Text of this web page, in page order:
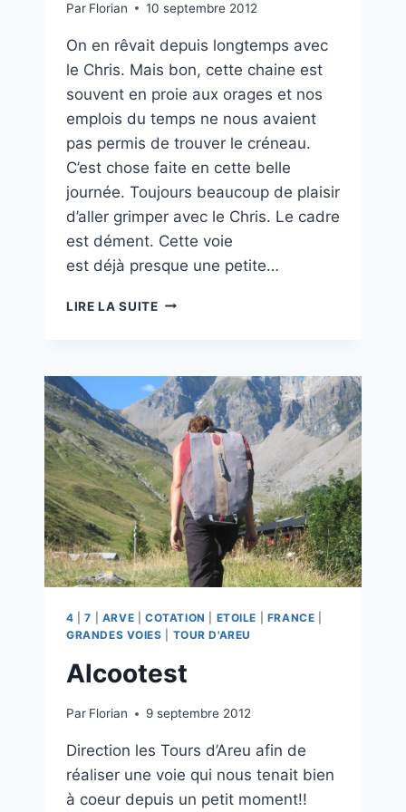
Par Florian 10 septembre 2012
On en rêvait depuis longtemps avec
le Chris. Mais bon, cette chaine est
souvent en proie aux orages et nos
emplois du temps ne nous avaient
pas permis de trouver le créneau.
C’est chose faite en cette belle
journée. Toujours beaucoup de plaisir
d’aller grimper avec le Chris. Le cadre
est dément. Cette voie
est déjà presque une petite…
LIRE LA SUITE BÉTELGEUSE
4 |7 ARVE COTATION ETOILE FRANCE
GRANDES VOIES
TOUR D'AREU
Alcootest
Par Florian 9 septembre 2012
Direction les Tours d’Areu afin de
réaliser une voie qui nous tenait bien
à coeur depuis un petit moment!!